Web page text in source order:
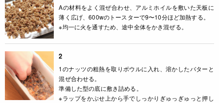
Aの材料をよく混ぜ合わせ、アルミホイルを敷いた天板に
薄く広げ、600wのトースターで9〜10分ほど加熱する。
※均一に火を通すため、途中全体をかき混ぜる。
2
1のナッツの粗熱を取りボウルに入れ、溶かしたバターと
混ぜ合わせる。
準備した型の底に敷き詰める。
※ラップをかぶせ上から手でしっかりぎゅっぎゅっと押し